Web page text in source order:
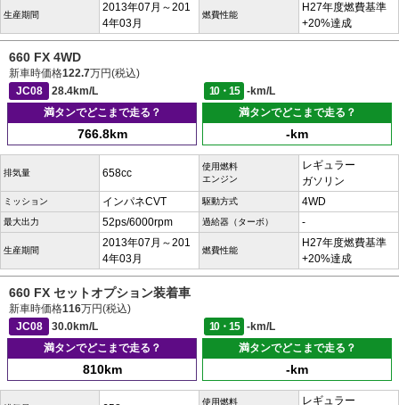
生産期間
2013年07月～201
4年03月
燃費性能
H27年度燃費基準
+20%達成
660 FX 4WD
新車時価格122.7万円(税込)
JC08
28.4km/L 10・15
-km/L
満タンでどこまで走る？
766.8km
満タンでどこまで走る？
-km
排気量 658cc
使用燃料
エンジン
レギュラー
ガソリン
ミッション インパネCVT 駆動方式 4WD
最大出力 52ps/6000rpm 過給器（ターボ） -
生産期間
2013年07月～201
4年03月
燃費性能
H27年度燃費基準
+20%達成
660 FX セットオプション装着車
新車時価格116万円(税込)
JC08
30.0km/L 10・15
-km/L
満タンでどこまで走る？
810km
満タンでどこまで走る？
-km
使用燃料 レギュラー